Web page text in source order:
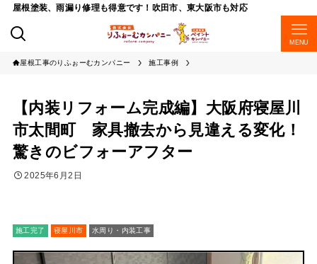
屋根塗装、雨漏り修理も得意です！吹田市、東大阪市も対応
MENU
屋根工事のりふぉーむカンパニー 施工事例
【内装リフォーム完成編】大阪府寝屋川
市太間町 家具撤去から見違える変化！
驚きのビフォーアフター
2025年6月2日
施工完了 寝屋川市 水周り・内装工事